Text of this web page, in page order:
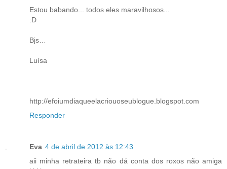
Estou babando... todos eles maravilhosos...
:D
Bjs…
Luísa
http://efoiumdiaqueelacriouoseublogue.blogspot.com
Responder
Eva 4 de abril de 2012 às 12:43
aii minha retrateira tb não dá conta dos roxos não amiga